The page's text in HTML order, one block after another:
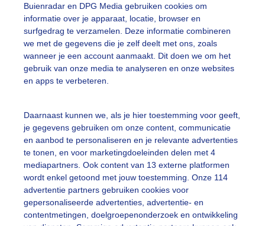
Buienradar en DPG Media gebruiken cookies om
informatie over je apparaat, locatie, browser en
surfgedrag te verzamelen. Deze informatie combineren
we met de gegevens die je zelf deelt met ons, zoals
wanneer je een account aanmaakt. Dit doen we om het
gebruik van onze media te analyseren en onze websites
en apps te verbeteren.
Daarnaast kunnen we, als je hier toestemming voor geeft,
je gegevens gebruiken om onze content, communicatie
en aanbod te personaliseren en je relevante advertenties
te tonen, en voor marketingdoeleinden delen met 4
mediapartners. Ook content van 13 externe platformen
wordt enkel getoond met jouw toestemming. Onze 114
advertentie partners gebruiken cookies voor
gepersonaliseerde advertenties, advertentie- en
contentmetingen, doelgroepenonderzoek en ontwikkeling
- Dorp is nog grijs
Joost Mooij Gemaakt: 20-05-2026, 47x bekeken